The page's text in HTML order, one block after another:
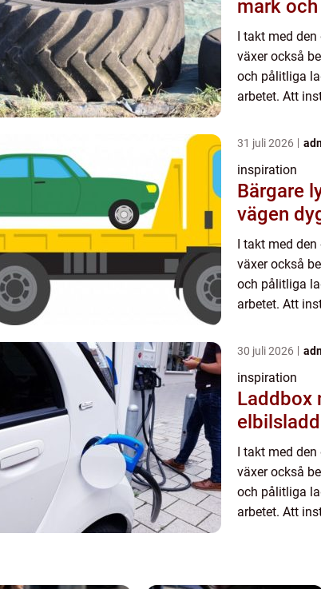
mark
I takt med
växer också
och pålitliga
arbetet. Att
31 juli 2026
inspiration
Bärgare lycksele
vägen
I takt med
växer också
och pålitliga
arbetet. Att
30 juli 2026
inspiration
Laddbox nyckeln till smartare
I takt med
växer också
och pålitliga
arbetet. Att